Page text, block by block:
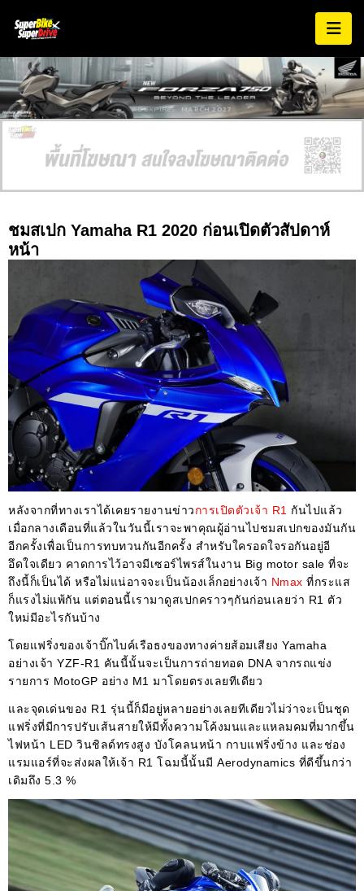
AD EXPIRES: MARCH 2027
ชมสเปก Yamaha R1 2020 ก่อนเปิดตัวสัปดาห์
หน้า
หลังจากที่ทางเราได้เคยรายงานข่าวการเปิดตัวเจ้า R1 กันไปแล้ว
เมื่อกลางเดือนที่แล้วในวันนี้เราจะพาคุณผู้อ่านไปชมสเปกของมันกัน
อีกครั้งเพื่อเป็นการทบทวนกันอีกครั้ง สำหรับใครอดใจรอกันอยู่อี
อึดใจเดียว คาดการไว้อาจมีเซอร์ไพรส์ในงาน Big motor sale ที่จะ
ถึงนี้ก็เป็นได้ หรือไม่แน่อาจจะเป็นน้องเล็กอย่างเจ้า Nmax ที่กระแส
ก็แรงไม่แพ้กัน แต่ตอนนี้เรามาดูสเปกคราวๆกันก่อนเลยว่า R1 ตัว
ใหม่มีอะไรกันบ้าง
โดยแฟริ่งของเจ้าบิ๊กไบค์เรือธงของทางค่ายส้อมเสียง Yamaha
อย่างเจ้า YZF-R1 คันนี้นั้นจะเป็นการถ่ายทอด DNA จากรถแข่ง
รายการ MotoGP อย่าง M1 มาโดยตรงเลยทีเดียว
และจุดเด่นของ R1 รุ่นนี้ก็มีอยู่หลายอย่างเลยทีเดียวไม่ว่าจะเป็นชุด
แฟริ่งที่มีการปรับเส้นสายให้มีทั้งความโค้งมนและแหลมคมที่มากขึ้น
ไฟหน้า LED วินชิลด์ทรงสูง บังโคลนหน้า กาบแฟริ่งข้าง และช่อง
แรมแอร์ที่จะส่งผลให้เจ้า R1 โฉมนี้นั้นมี Aerodynamics ที่ดีขึ้นกว่า
เดิมถึง 5.3 %